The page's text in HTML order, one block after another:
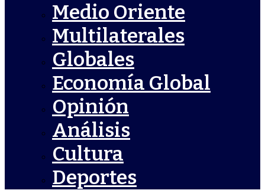
Medio Oriente
Multilaterales
Globales
Economía Global
Opinión
Análisis
Cultura
Deportes